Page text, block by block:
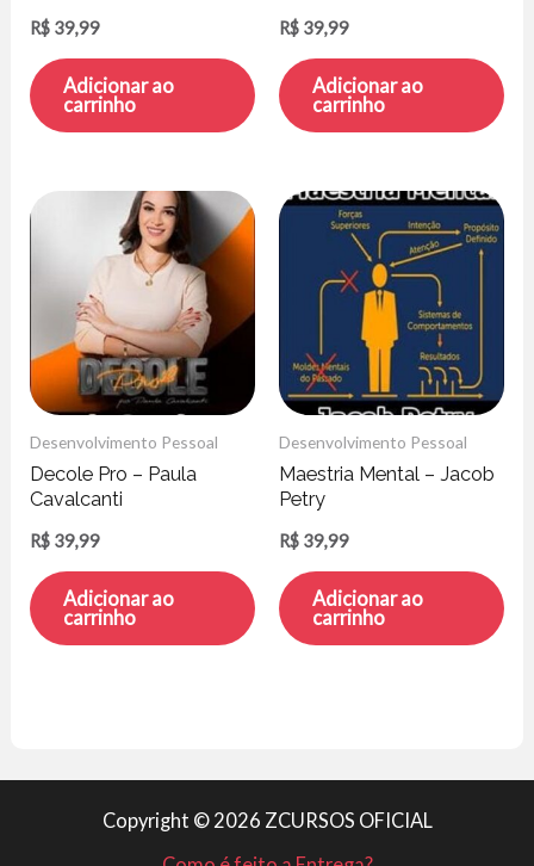
R$ 39,99
Adicionar ao
carrinho
R$ 39,99
Adicionar ao
carrinho
Desenvolvimento Pessoal
Decole Pro – Paula
Cavalcanti
R$ 39,99
Adicionar ao
carrinho
Desenvolvimento Pessoal
Maestria Mental – Jacob
Petry
R$ 39,99
Adicionar ao
carrinho
Copyright © 2026 ZCURSOS OFICIAL